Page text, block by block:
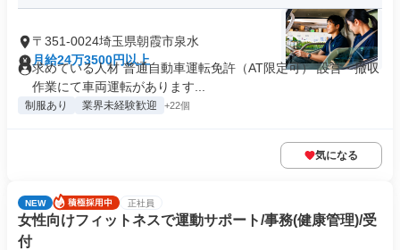
〒351-0024埼玉県朝霞市泉水
月給24万3500円以上
求めている人材 普通自動車運転免許（AT限定可） 設営・撤収
作業にて車両運転があります...
制服あり 業界未経験歓迎 +22個
気になる
NEW 正社員
女性向けフィットネスで運動サポート/事務(健康管理)/受
付